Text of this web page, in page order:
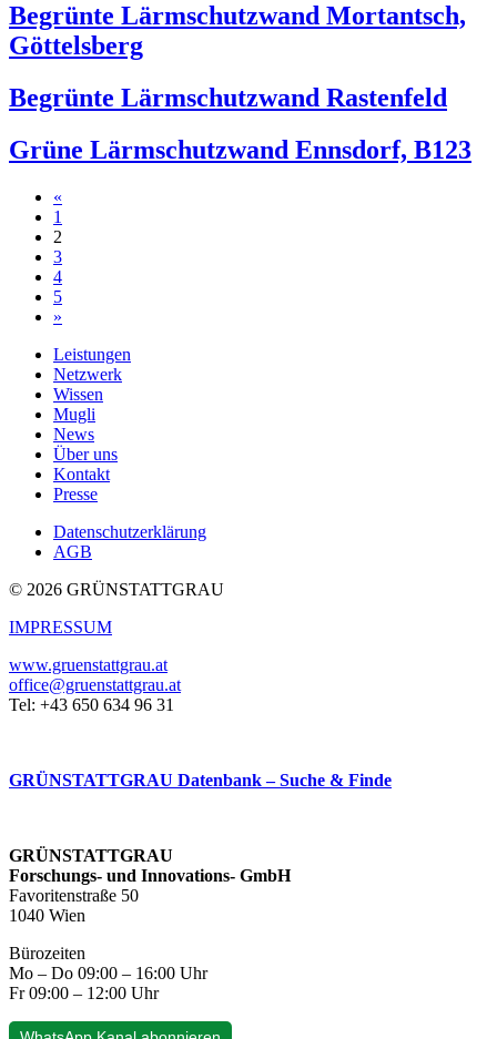
Begrünte Lärmschutzwand Mortantsch,
Göttelsberg
Begrünte Lärmschutzwand Rastenfeld
Grüne Lärmschutzwand Ennsdorf, B123
Beitragsnavigation
«
1
2
3
4
5
»
Leistungen
Netzwerk
Wissen
Mugli
News
Über uns
Kontakt
Presse
Datenschutzerklärung
AGB
© 2026 GRÜNSTATTGRAU
IMPRESSUM
www.gruenstattgrau.at
office@gruenstattgrau.at
Tel: +43 650 634 96 31
GRÜNSTATTGRAU Datenbank – Suche & Finde
GRÜNSTATTGRAU
Forschungs- und Innovations- GmbH
Favoritenstraße 50
1040 Wien
Bürozeiten
Mo – Do 09:00 – 16:00 Uhr
Fr 09:00 – 12:00 Uhr